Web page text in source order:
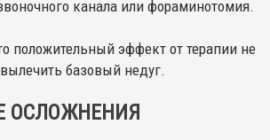
канала или фораминотомия.
положительный эффект от терапии не
базовый недуг.
ОСЛОЖНЕНИЯ